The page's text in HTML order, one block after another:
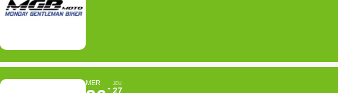
MER JEU
27